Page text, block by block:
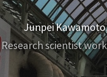
Junpei Kawamoto
Research scientist